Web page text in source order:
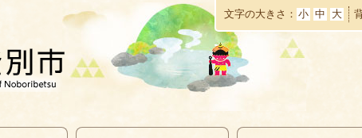
本
文
へ
移
動
文字の大きさ 小 中 大